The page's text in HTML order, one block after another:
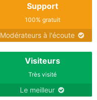
Support
100% gratuit
Modérateurs à l'écoute
Visiteurs
Très visité
Le meilleur